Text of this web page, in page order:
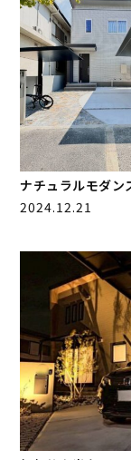
ナチュラルモダン
2024.12.21